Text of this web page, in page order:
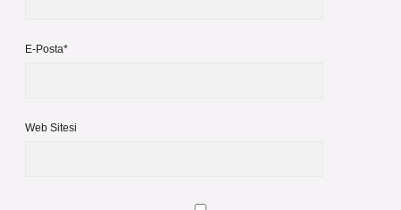
E-Posta*
Web Sitesi